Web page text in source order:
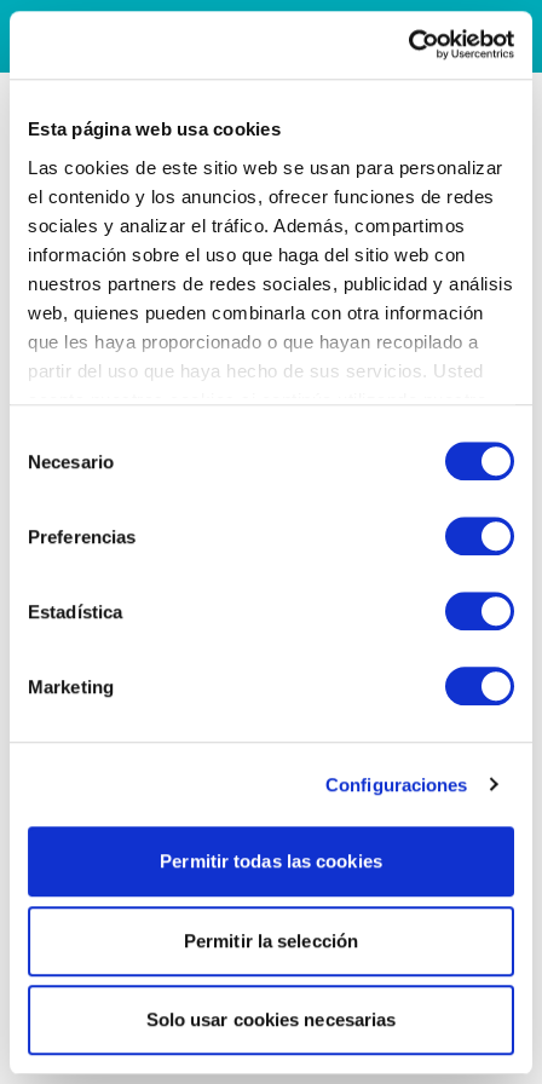
Esta página web usa cookies
Las cookies de este sitio web se usan para personalizar
el contenido y los anuncios, ofrecer funciones de redes
sociales y analizar el tráfico. Además, compartimos
información sobre el uso que haga del sitio web con
nuestros partners de redes sociales, publicidad y análisis
web, quienes pueden combinarla con otra información
que les haya proporcionado o que hayan recopilado a
partir del uso que haya hecho de sus servicios. Usted
Necesario
Preferencias
Estadística
Marketing
Configuraciones
Permitir todas las cookies
Permitir la selección
Solo usar cookies necesarias